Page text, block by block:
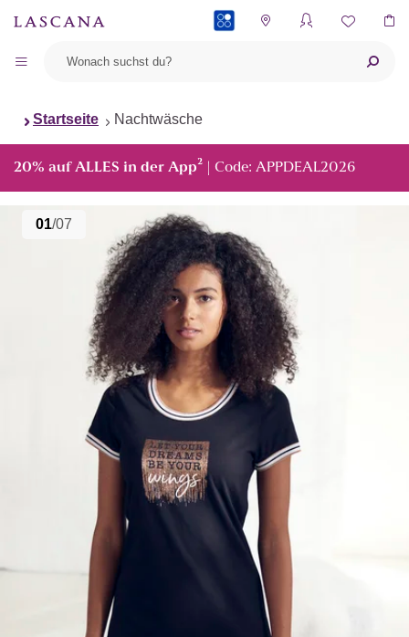
Startseite Nachtwäsche
20% auf ALLES in der App² | Code: APPDEAL2026
01/07